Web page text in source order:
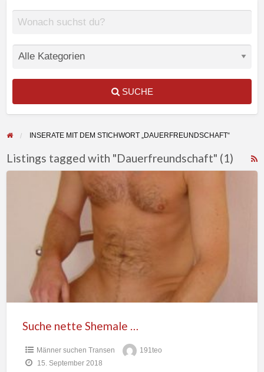
SUCHE
INSERATE MIT DEM STICHWORT „DAUERFREUNDSCHAFT“
Listings tagged with "Dauerfreundschaft" (1)
Suche nette Shemale …
Männer suchen Transen
191teo
15. September 2018